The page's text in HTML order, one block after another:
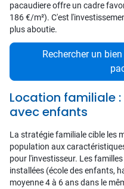
pacaudiere offre un cadre
186 €/m²). C'est
plus aboutie.
Rechercher un
Location familiale
avec enfants
La stratégie familiale cible les
population aux
pour l'investisseur. Les
installées (école des enfants,
moyenne 4 à 6 ans dans le